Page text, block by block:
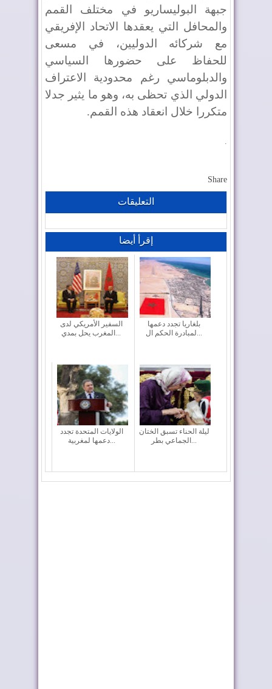
جبهة البوليساريو في مختلف القمم
والمحافل التي يعقدها الاتحاد الإفريقي
مع شركائه الدوليين، في مسعى
للحفاظ على حضورها السياسي
والدبلوماسي رغم محدودية الاعتراف
الدولي الذي تحظى به، وهو ما يثير جدلا
متكررا خلال انعقاد هذه القمم.
.
Share
التعليقات
إقرأ أيضا
السفير الأمريكي لدى
المغرب يحل بمدي...
بلغاريا تجدد دعمها
لمبادرة الحكم ال...
الولايات المتحدة تجدد
دعمها لمغربية...
ليلة الحناء تسبق الختان
الجماعي بطر...